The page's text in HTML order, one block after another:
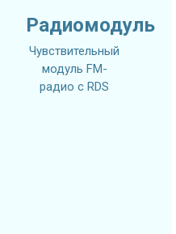
Радиомодуль
Чувствительный
модуль FM-
радио с RDS